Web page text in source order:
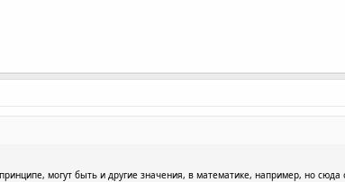
могут быть и другие значения, в математике, например, но